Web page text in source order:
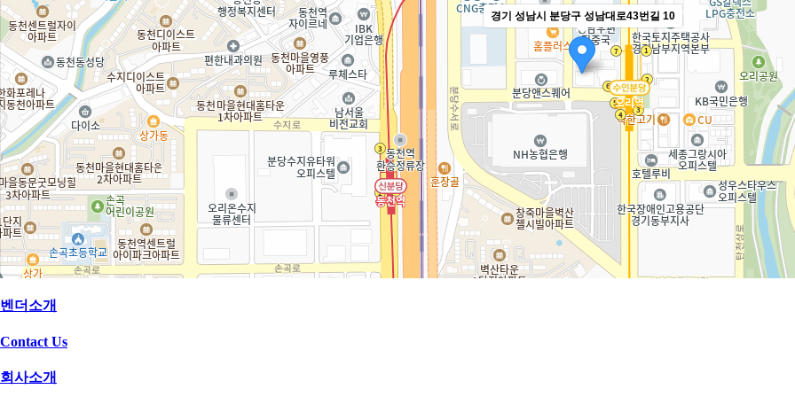
경기 성남시 분당구 성남대로43번길 10
벤더소개
Contact Us
회사소개